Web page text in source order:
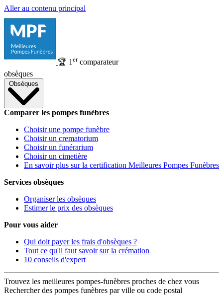
Aller au contenu principal
🏆 1 ercomparateur
obsèques
Obsèques
Comparer les pompes funèbres
Choisir une pompe funèbre
Choisir un crematorium
Choisir un funérarium
Choisir un cimetière
En savoir plus sur la certification Meilleures Pompes Funèbres
Services obsèques
Organiser les obsèques
Estimer le prix des obsèques
Pour vous aider
Qui doit payer les frais d'obsèques ?
Tout ce qu'il faut savoir sur la crémation
10 conseils d'expert
Trouvez les meilleures pompes-funèbres proches de chez vous
Rechercher des pompes funèbres par ville ou code postal